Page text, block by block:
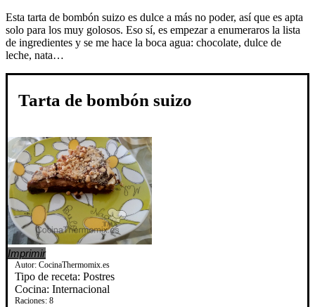
Esta tarta de bombón suizo es dulce a más no poder, así que es apta
solo para los muy golosos. Eso sí, es empezar a enumeraros la lista
de ingredientes y se me hace la boca agua: chocolate, dulce de
leche, nata…
Tarta de bombón suizo
Imprimir
Autor: CocinaThermomix.es
Tipo de receta: Postres
Cocina: Internacional
Raciones: 8